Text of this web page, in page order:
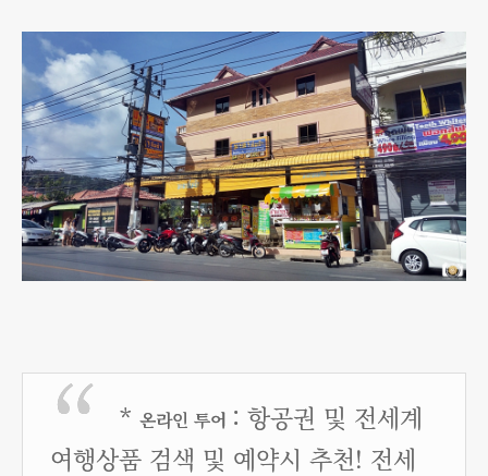
* 온라인 투어 : 항공권 및 전세계
여행상품 검색 및 예약시 추천! 전세